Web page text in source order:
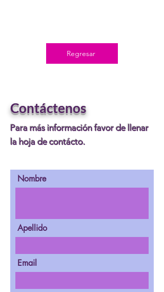
Regresar
Contáctenos
Para más información favor de llenar
la hoja de contácto.
Nombre
Apellido
Email